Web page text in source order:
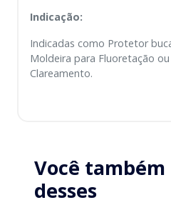
Indicação:
Indicadas como Protetor
Moldeira para Fluoretação
Clareamento.
Você
desses